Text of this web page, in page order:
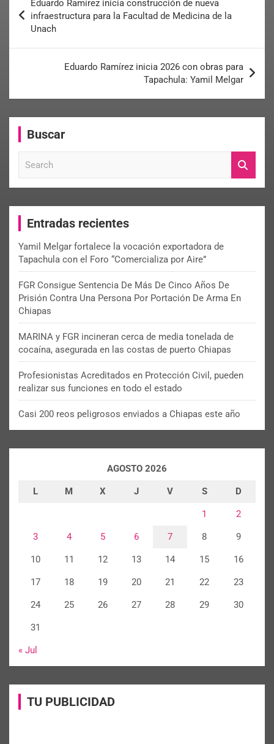
Eduardo Ramírez inicia construcción de nueva
infraestructura para la Facultad de Medicina de la
Unach
Eduardo Ramírez inicia 2026 con obras para
Tapachula: Yamil Melgar
Buscar
c
Entradas recientes
Yamil Melgar fortalece la vocación exportadora de
Tapachula con el Foro “Comercializa por Aire”
FGR Consigue Sentencia De Más De Cinco Años De
Prisión Contra Una Persona Por Portación De Arma En
Chiapas
MARINA y FGR incineran cerca de media tonelada de
cocaína, asegurada en las costas de puerto Chiapas
Profesionistas Acreditados en Protección Civil, pueden
realizar sus funciones en todo el estado
Casi 200 reos peligrosos enviados a Chiapas este año
AGOSTO 2026
L M X J V S D
1 2
3 4 5 6 7 8 9
10 11 12 13 14 15 16
17 18 19 20 21 22 23
24 25 26 27 28 29 30
31
« Jul
TU PUBLICIDAD